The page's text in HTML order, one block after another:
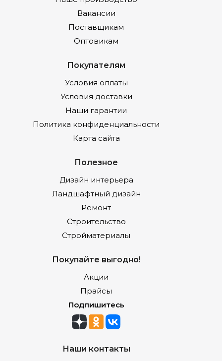
Вакансии
Поставщикам
Оптовикам
Покупателям
Условия оплаты
Условия доставки
Наши гарантии
Политика конфиденциальности
Карта сайта
Полезное
Дизайн интерьера
Ландшафтный дизайн
Ремонт
Строительство
Стройматериалы
Покупайте выгодно!
Акции
Прайсы
Подпишитесь
Наши контакты